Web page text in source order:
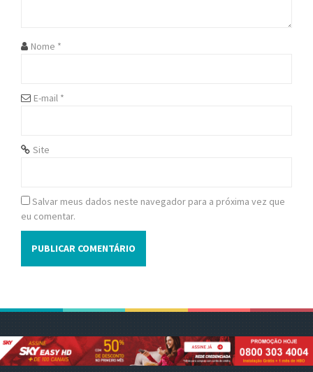
i
n
Nome *
E-mail *
Site
Salvar meus dados neste navegador para a próxima vez que
eu comentar.